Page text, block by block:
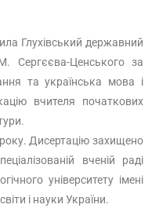
Глухівський державний
Сергєєва-Ценського за
та українська мова і
вчителя початкових
Дисертацію захищено
вченій раді
університету імені
і науки України.